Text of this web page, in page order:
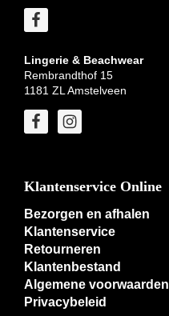
Lingerie & Beachwear
Rembrandthof 15
1181 ZL Amstelveen
Klantenservice Online
Bezorgen en afhalen
Klantenservice
Retourneren
Klantenbestand
Algemene voorwaarden
Privacybeleid